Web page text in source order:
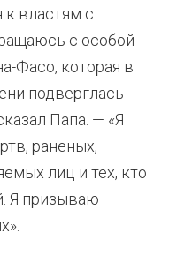
к властям с
с особой
Фасо, которая в
подверглась
Папа. — «Я
раненых,
лиц и тех, кто
Я призываю